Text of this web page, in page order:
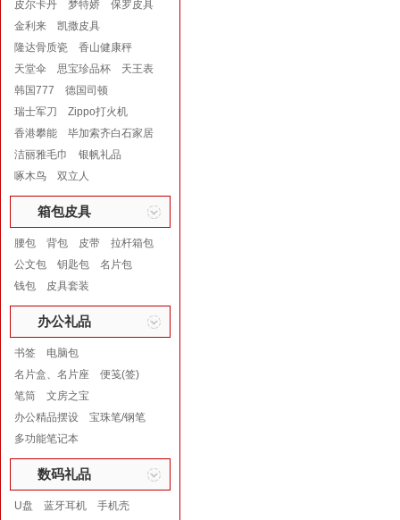
皮尔卡丹 梦特娇
保罗皮具
金利来
凯撒皮具
隆达骨质瓷
香山健康秤
天堂伞
思宝珍品杯
天王表
韩国777
德国司顿
瑞士军刀
Zippo打火机
香港攀能
毕加索齐白石家居
洁丽雅毛巾
银帆礼品
啄木鸟
双立人
箱包皮具
腰包 背包 皮带
拉杆箱包
公文包
钥匙包
名片包
钱包
皮具套装
办公礼品
书签
电脑包
名片盒、名片座
便笺(签)
笔筒
文房之宝
办公精品摆设
宝珠笔/钢笔
多功能笔记本
数码礼品
U盘 蓝牙耳机
手机壳